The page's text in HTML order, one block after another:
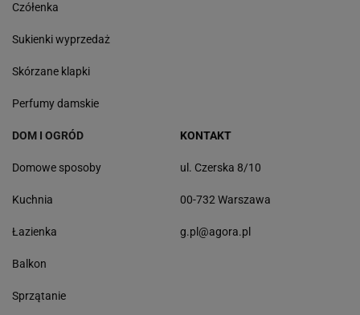
Czółenka
Sukienki wyprzedaż
Skórzane klapki
Perfumy damskie
DOM I OGRÓD
Domowe sposoby
Kuchnia
Łazienka
Balkon
Sprzątanie
KONTAKT
ul. Czerska 8/10
00-732 Warszawa
g.pl@agora.pl